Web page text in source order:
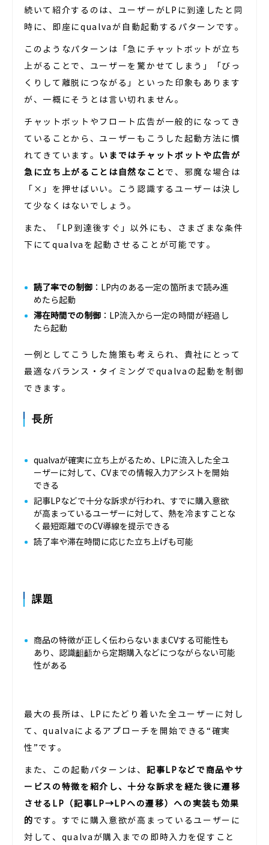
続いて紹介するのは、ユーザーがLPに到達したと同
時に、即座にqualvaが自動起動するパターンです。
このようなパターンは「急にチャットボットが立ち
上がることで、ユーザーを驚かせてしまう」「びっ
くりして離脱につながる」といった印象もあります
が、一概にそうとは言い切れません。
チャットボットやフロート広告が一般的になってき
ていることから、ユーザーもこうした起動方法に慣
れてきています。 いまではチャットボットや広告が
急に立ち上がることは自然なことで、邪魔な場合は
「×」を押せばいい。こう認識するユーザーは決し
て少なくはないでしょう。
また、「LP到達後すぐ」以外にも、さまざまな条件
下にてqualvaを起動させることが可能です。
読了率での制御 ：LP内のある一定の箇所まで読み進
めたら起動
滞在時間での制御 ：LP流入から一定の時間が経過し
たら起動
一例としてこうした施策も考えられ、貴社にとって
最適なバランス・タイミングでqualvaの起動を制御
できます。
長所
qualvaが確実に立ち上がるため、LPに流入した全ユ
ーザーに対して、CVまでの情報入力アシストを開始
できる
記事LPなどで十分な訴求が行われ、すでに購入意欲
が高まっているユーザーに対して、熱を冷ますことな
く最短距離でのCV導線を提示できる
読了率や滞在時間に応じた立ち上げも可能
課題
商品の特徴が正しく伝わらないままCVする可能性も
あり、認識齟齬から定期購入などにつながらない可能
性がある
最大の長所は、LPにたどり着いた全ユーザーに対し
て、qualvaによるアプローチを開始できる“確実
性”です。
また、この起動パターンは、 記事LPなどで商品やサ
ービスの特徴を紹介し、十分な訴求を経た後に遷移
させるLP（記事LP→LPへの遷移）への実装も効果
的です。すでに購入意欲が高まっているユーザーに
対して、qualvaが購入までの即時入力を促すこと